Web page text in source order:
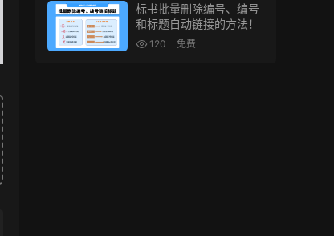
标书批量删除编号、编号
和标题自动链接的方法！
120 免费